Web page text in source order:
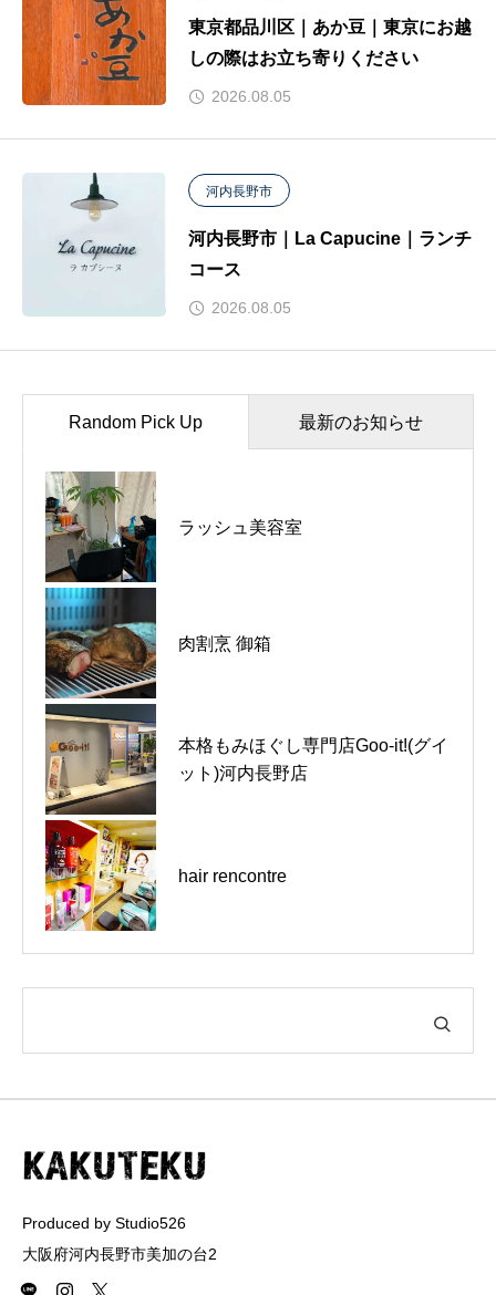
東京都品川区｜あか豆｜東京にお越
しの際はお立ち寄りください
2026.08.05
河内長野市
河内長野市｜La Capucine｜ランチ
コース
2026.08.05
Random Pick Up 最新のお知らせ
ラッシュ美容室
肉割烹 御箱
本格もみほぐし専門店Goo-it!(グイ
ット)河内長野店
hair rencontre
河内長野市｜C-HOUSE｜新たな
東京都品川区｜あか豆｜東京にお
河内長野市｜La Capucine｜ラン
チコース
千早赤阪村｜金剛山麓喫茶店｜8
Produced by Studio526
大阪府河内長野市美加の台2